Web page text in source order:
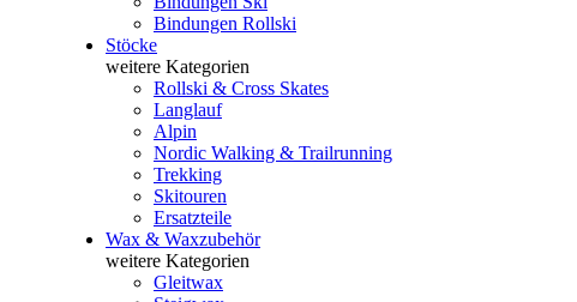
Bindungen Rollski
Stöcke
weitere Kategorien
Rollski & Cross Skates
Langlauf
Alpin
Nordic Walking & Trailrunning
Trekking
Skitouren
Ersatzteile
Wax & Waxzubehör
weitere Kategorien
Gleitwax